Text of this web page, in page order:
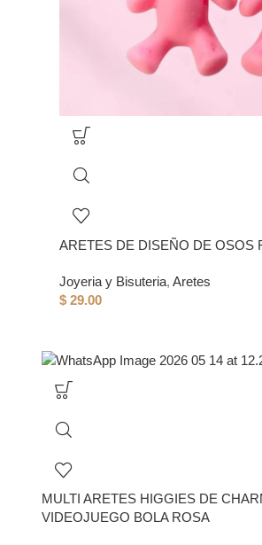
ARETES DE DISEÑO DE OSOS
Joyeria y Bisuteria, Aretes
$ 29.00
MULTI ARETES HIGGIES DE
VIDEOJUEGO BOLA ROSA